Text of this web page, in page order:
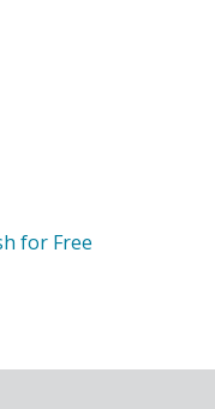
for Free